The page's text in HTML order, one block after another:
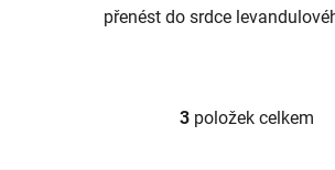
přenést do srdce
O
3 položek celkem